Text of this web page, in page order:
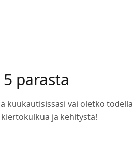
parasta
kuukautisissasi vai oletko todella
ja kehitystä!